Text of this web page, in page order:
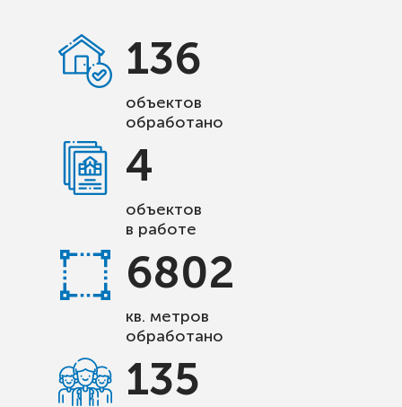
136
объектов
обработано
4
объектов
в работе
6802
кв. метров
обработано
135